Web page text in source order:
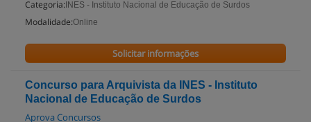
Categoria: INES - Instituto Nacional de Educação de Surdos
Modalidade:Online
Solicitar informações
Concurso para Arquivista da INES - Instituto
Nacional de Educação de Surdos
Aprova Concursos